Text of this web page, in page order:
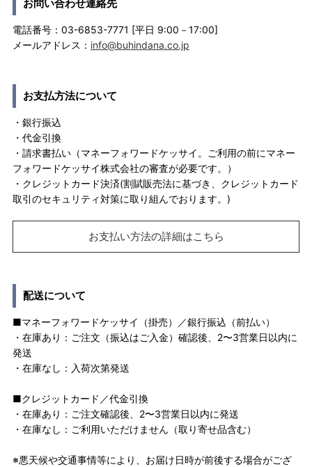
お問い合わせ連絡先
電話番号：03-6853-7771 [平日 9:00－17:00]
メールアドレス： info@buhindana.co.jp
お支払方法について
・銀行振込
・代金引換
・請求書払い（マネーフォワードケッサイ。ご利用の前にマネー
フォワードケッサイ株式会社の審査が必要です。）
・クレジットカード決済(割賦販売法に基づき、クレジットカード
取引のセキュリティ対策に取り組んでおります。)
お支払い方法の詳細はこちら
配送について
■マネーフォワードケッサイ（掛売）／銀行振込（前払い）
・在庫あり：ご注文（振込はご入金）確認後、2〜3営業日以内に
発送
・在庫なし：入荷次第発送
■クレジットカード／代金引換
・在庫あり：ご注文確認後、2〜3営業日以内に発送
・在庫なし：ご利用いただけません（取り寄せ品含む）
※悪天候や交通事情等により、お届け日時が前後する場合がござ